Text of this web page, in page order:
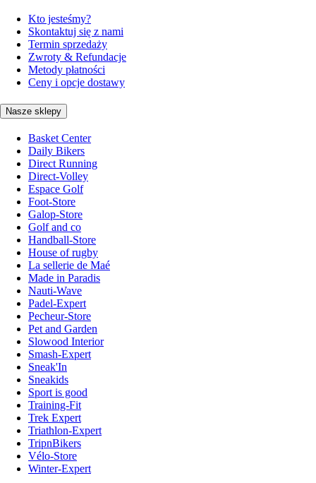
Kto jesteśmy?
Skontaktuj się z nami
Termin sprzedaży
Zwroty & Refundacje
Metody płatności
Ceny i opcje dostawy
Nasze sklepy
Basket Center
Daily Bikers
Direct Running
Direct-Volley
Espace Golf
Foot-Store
Galop-Store
Golf and co
Handball-Store
House of rugby
La sellerie de Maé
Made in Paradis
Nauti-Wave
Padel-Expert
Pecheur-Store
Pet and Garden
Slowood Interior
Smash-Expert
Sneak'In
Sneakids
Sport is good
Training-Fit
Trek Expert
Triathlon-Expert
TripnBikers
Vélo-Store
Winter-Expert